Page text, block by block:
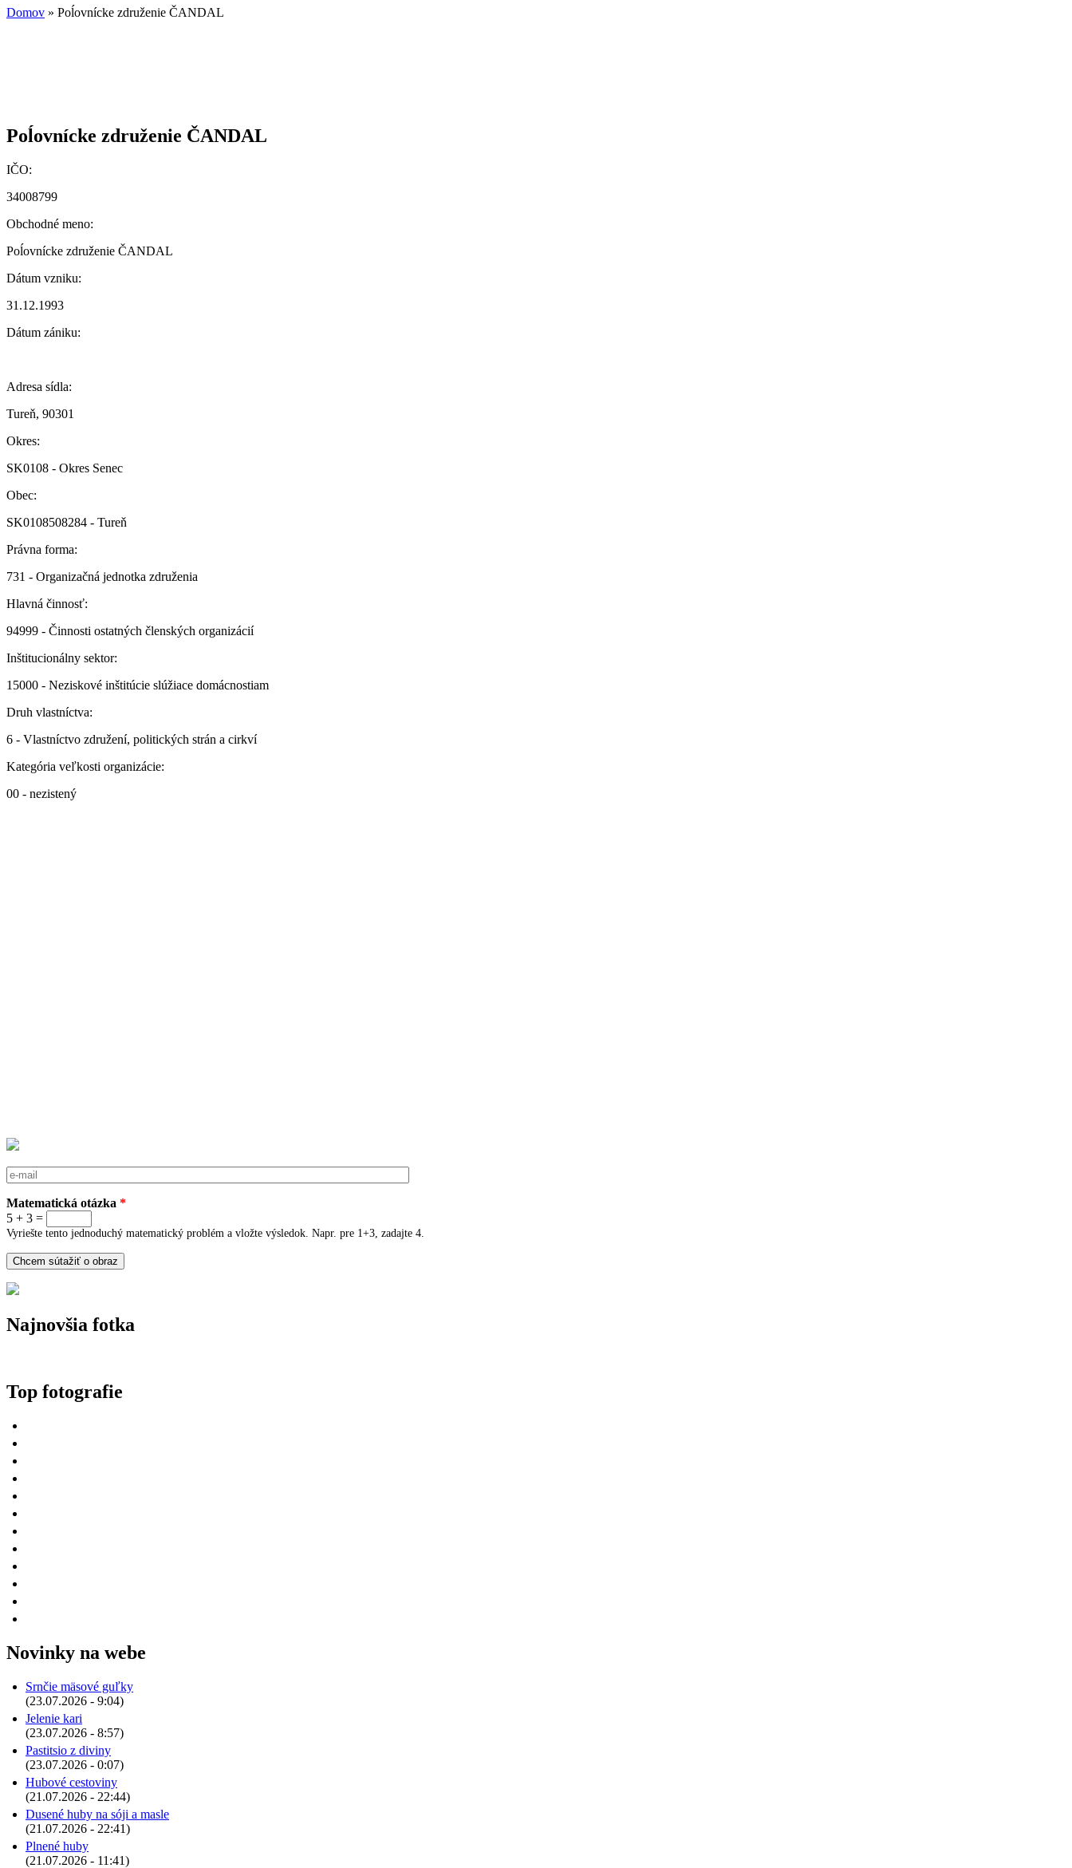
Domov » Poĺovnícke združenie ČANDAL
Poĺovnícke združenie ČANDAL
IČO:
34008799
Obchodné meno:
Poĺovnícke združenie ČANDAL
Dátum vzniku:
31.12.1993
Dátum zániku:
Adresa sídla:
Tureň, 90301
Okres:
SK0108 - Okres Senec
Obec:
SK0108508284 - Tureň
Právna forma:
731 - Organizačná jednotka združenia
Hlavná činnosť:
94999 - Činnosti ostatných členských organizácií
Inštitucionálny sektor:
15000 - Neziskové inštitúcie slúžiace domácnostiam
Druh vlastníctva:
6 - Vlastníctvo združení, politických strán a cirkví
Kategória veľkosti organizácie:
00 - nezistený
E-mail
Matematická otázka *
5 + 3 =
Vyriešte tento jednoduchý matematický problém a vložte výsledok. Napr. pre 1+3, zadajte 4.
Najnovšia fotka
Top fotografie
Novinky na webe
Srnčie mäsové guľky
(23.07.2026 - 9:04)
Jelenie kari
(23.07.2026 - 8:57)
Pastitsio z diviny
(23.07.2026 - 0:07)
Hubové cestoviny
(21.07.2026 - 22:44)
Dusené huby na sóji a masle
(21.07.2026 - 22:41)
Plnené huby
(21.07.2026 - 11:41)